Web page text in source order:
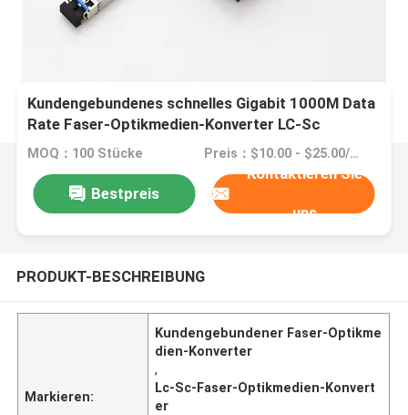
Kundengebundenes schnelles Gigabit 1000M Data
Rate Faser-Optikmedien-Konverter LC-Sc
MOQ：100 Stücke Preis：$10.00 - $25.00/pieces
Bestpreis
Kontaktieren Sie
uns
PRODUKT-BESCHREIBUNG
Markieren:
Kundengebundener Faser-Optikme
dien-Konverter
,
Lc-Sc-Faser-Optikmedien-Konvert
er